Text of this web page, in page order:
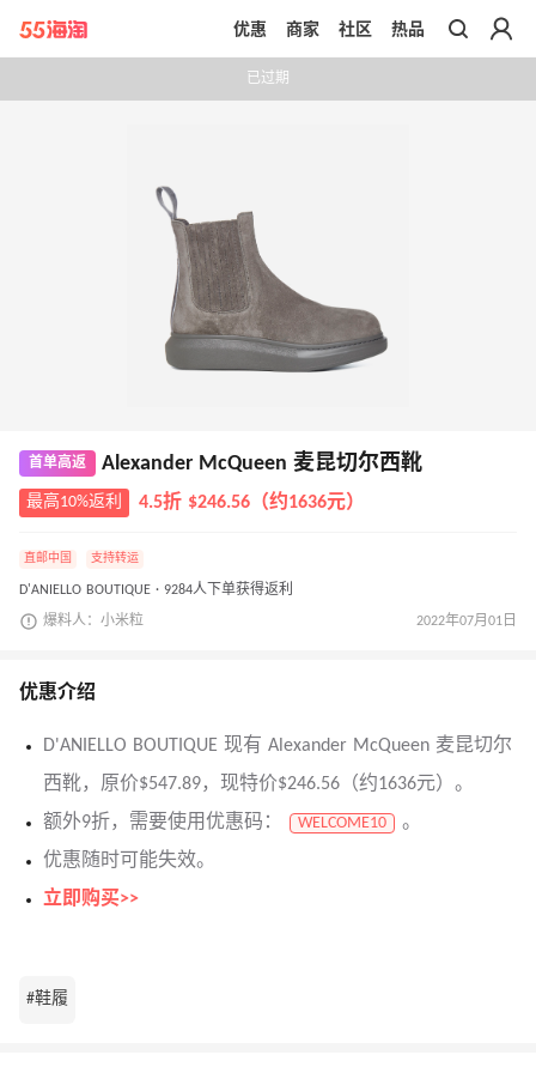
带你去官网买正品
优惠 商家 社区 热品
已过期
首单高返 Alexander McQueen 麦昆切尔西靴
最高10%返利 4.5折 $246.56（约1636元）
直邮中国 支持转运
D'ANIELLO BOUTIQUE · 9284人下单获得返利
爆料人：小米粒 2022年07月01日
优惠介绍
D'ANIELLO BOUTIQUE 现有 Alexander McQueen 麦昆切尔
西靴，原价$547.89，现特价$246.56（约1636元）。
额外9折，需要使用优惠码：
WELCOME10
。
优惠随时可能失效。
立即购买>>
#鞋履